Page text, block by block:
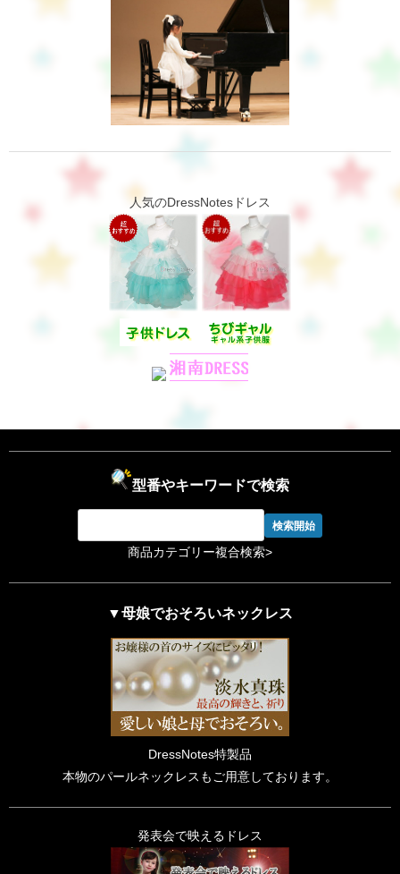
人気のDressNotesドレス
型番やキーワードで検索
商品カテゴリー複合検索>
▼母娘でおそろいネックレス
DressNotes特製品
本物のパールネックレスもご用意しております。
発表会で映えるドレス